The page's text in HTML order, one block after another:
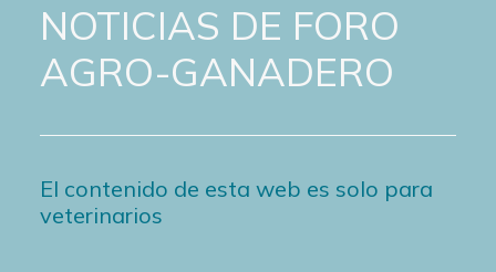
NOTICIAS DE FORO
AGRO-GANADERO
El contenido de esta web es solo para
veterinarios